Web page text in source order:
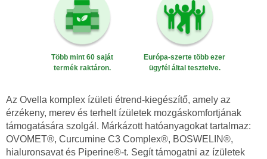
Több mint 60 saját
termék raktáron.
Európa-szerte több ezer
ügyfél által tesztelve.
Az Ovella komplex ízületi étrend-kiegészítő, amely az
érzékeny, merev és terhelt ízületek mozgáskomfortjának
támogatására szolgál. Márkázott hatóanyagokat tartalmaz:
OVOMET®, Curcumine C3 Complex®, BOSWELIN®,
hialuronsavat és Piperine®-t. Segít támogatni az ízületek